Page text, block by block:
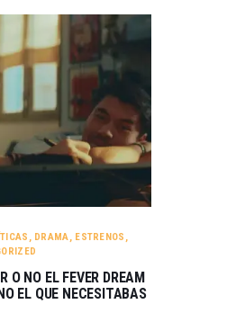
, DRAMA, ESTRENOS ,
O NO EL FEVER DREAM
EL QUE NECESITABAS